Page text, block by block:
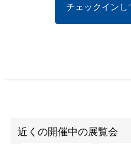
チェックインし
近くの開催中の展覧会